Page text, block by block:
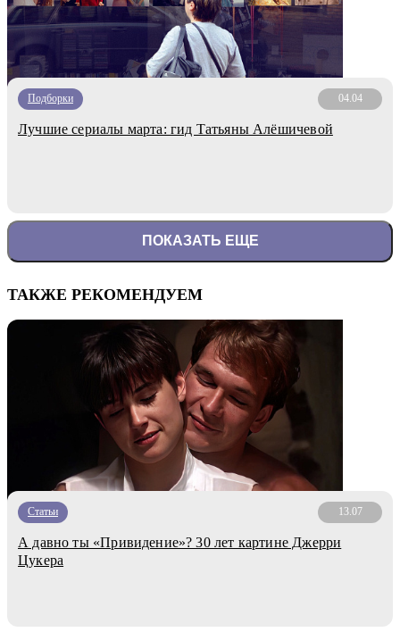
Подборки 04.04
Лучшие сериалы марта: гид Татьяны Алёшичевой
ПОКАЗАТЬ ЕЩЕ
ТАКЖЕ РЕКОМЕНДУЕМ
Статьи 13.07
А давно ты «Привидение»? 30 лет картине Джерри
Цукера